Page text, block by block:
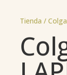
Tienda /